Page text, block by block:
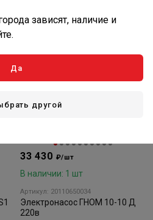
33 430 ₽/шт
В наличии: 1 шт
Артикул: 20110650034
Электронасос ГНОМ 10-10 Д
220в
зависят, наличие и
Да
другой